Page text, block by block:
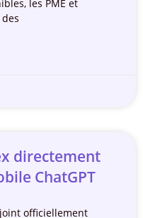
les PME et
directement
ChatGPT
officiellement